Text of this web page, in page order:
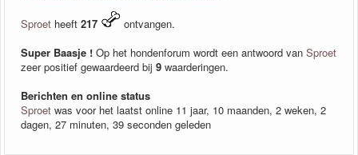
Sproet heeft 217
ontvangen.
Super Baasje ! Op het hondenforum wordt een antwoord van Sproet
zeer positief gewaardeerd bij 9 waarderingen.
Berichten en online status
Sproet was voor het laatst online 11 jaar, 10 maanden, 2 weken, 2
dagen, 27 minuten, 39 seconden geleden